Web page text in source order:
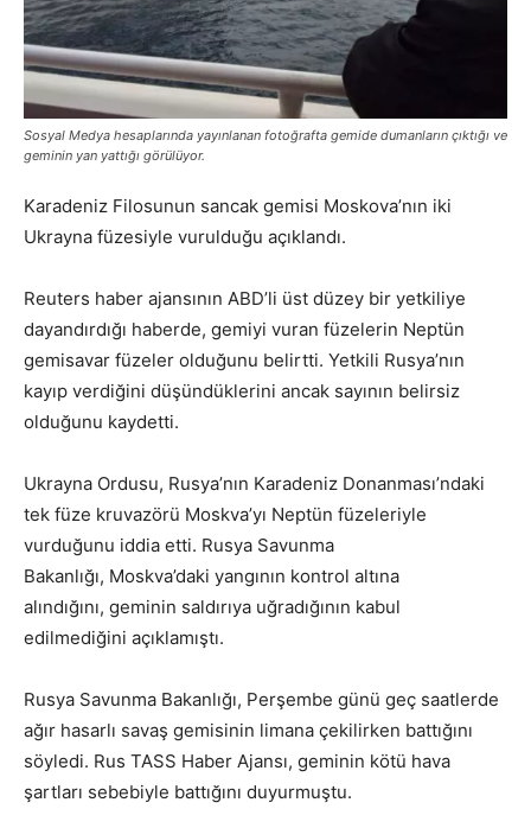
Sosyal Medya hesaplarında yayınlanan fotoğrafta gemide dumanların çıktığı ve
geminin yan yattığı görülüyor.
Karadeniz Filosunun sancak gemisi Moskova’nın iki
Ukrayna füzesiyle vurulduğu açıklandı.
Reuters haber ajansının ABD’li üst düzey bir yetkiliye
dayandırdığı haberde, gemiyi vuran füzelerin Neptün
gemisavar füzeler olduğunu belirtti. Yetkili Rusya’nın
kayıp verdiğini düşündüklerini ancak sayının belirsiz
olduğunu kaydetti.
Ukrayna Ordusu, Rusya’nın Karadeniz Donanması’ndaki
tek füze kruvazörü Moskva’yı Neptün füzeleriyle
vurduğunu iddia etti. Rusya Savunma
Bakanlığı, Moskva’daki yangının kontrol altına
alındığını, geminin saldırıya uğradığının kabul
edilmediğini açıklamıştı.
Rusya Savunma Bakanlığı, Perşembe günü geç saatlerde
ağır hasarlı savaş gemisinin limana çekilirken battığını
söyledi. Rus TASS Haber Ajansı, geminin kötü hava
şartları sebebiyle battığını duyurmuştu.